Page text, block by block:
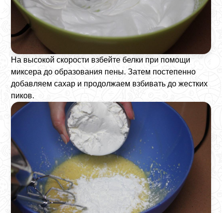
На высокой скорости взбейте белки при помощи
миксера до образования пены. Затем постепенно
добавляем сахар и продолжаем взбивать до жестких
пиков.